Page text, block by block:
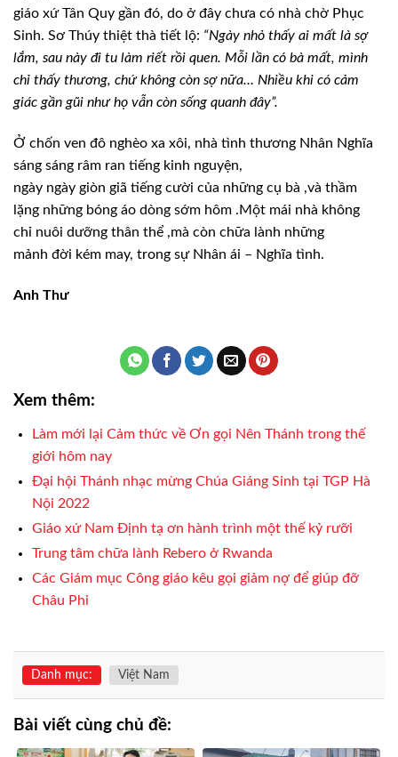
giáo xứ Tân Quy gần đó, do ở đây chưa có nhà chờ Phục
Sinh. Sơ Thúy thiệt thà tiết lộ: “Ngày nhỏ thấy ai mất là sợ
lắm, sau này đi tu làm riết rồi quen. Mỗi lần có bà mất, mình
chỉ thấy thương, chứ không còn sợ nữa… Nhiều khi có cảm
giác gần gũi như họ vẫn còn sống quanh đây”.
Ở chốn ven đô nghèo xa xôi, nhà tình thương Nhân Nghĩa
sáng sáng râm ran tiếng kinh nguyện,
ngày ngày giòn giã tiếng cười của những cụ bà ,và thầm
lặng những bóng áo dòng sớm hôm .Một mái nhà không
chỉ nuôi dưỡng thân thể ,mà còn chữa lành những
mảnh đời kém may, trong sự Nhân ái – Nghĩa tình.
Anh Thư
Xem thêm:
Làm mới lại Cảm thức về Ơn gọi Nên Thánh trong thế
giới hôm nay
Đại hội Thánh nhạc mừng Chúa Giáng Sinh tại TGP Hà
Nội 2022
Giáo xứ Nam Định tạ ơn hành trình một thế kỷ rưỡi
Trung tâm chữa lành Rebero ở Rwanda
Các Giám mục Công giáo kêu gọi giảm nợ để giúp đỡ
Châu Phi
Danh mục: Việt Nam
Bài viết cùng chủ đề: